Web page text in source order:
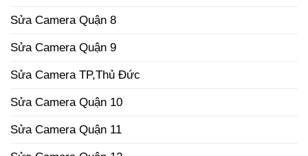
Sửa Camera Quận 8
Sửa Camera Quận 9
Sửa Camera TP,Thủ Đức
Sửa Camera Quận 10
Sửa Camera Quận 11